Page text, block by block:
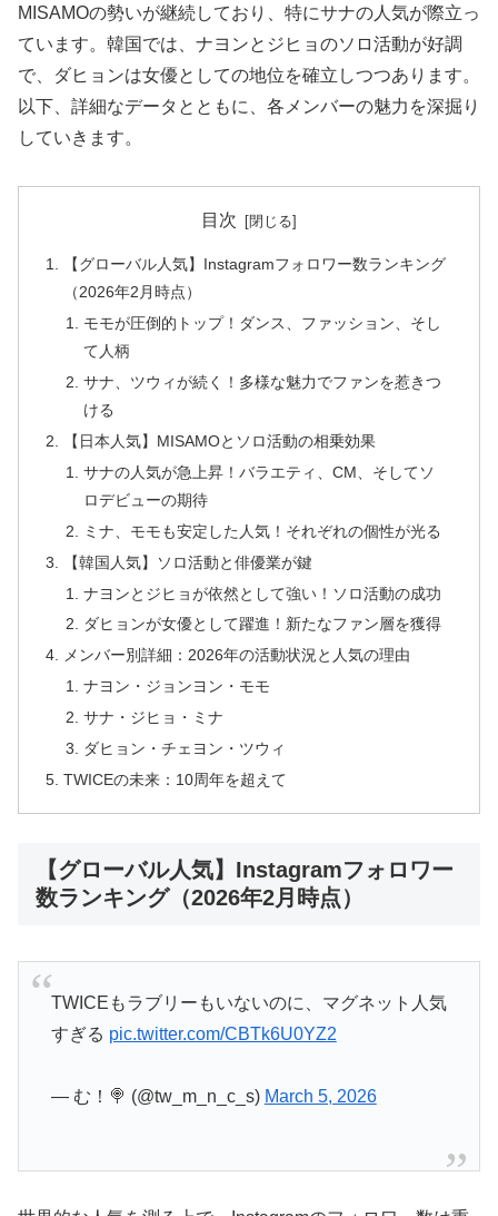
MISAMOの勢いが継続しており、特にサナの人気が際立っ
ています。韓国では、ナヨンとジヒョのソロ活動が好調
で、ダヒョンは女優としての地位を確立しつつあります。
以下、詳細なデータとともに、各メンバーの魅力を深掘り
していきます。
目次
【グローバル人気】Instagramフォロワー数ランキング
（2026年2月時点）
モモが圧倒的トップ！ダンス、ファッション、そし
て人柄
サナ、ツウィが続く！多様な魅力でファンを惹きつ
ける
【日本人気】MISAMOとソロ活動の相乗効果
サナの人気が急上昇！バラエティ、CM、そしてソ
ロデビューの期待
ミナ、モモも安定した人気！それぞれの個性が光る
【韓国人気】ソロ活動と俳優業が鍵
ナヨンとジヒョが依然として強い！ソロ活動の成功
ダヒョンが女優として躍進！新たなファン層を獲得
メンバー別詳細：2026年の活動状況と人気の理由
ナヨン・ジョンヨン・モモ
サナ・ジヒョ・ミナ
ダヒョン・チェヨン・ツウィ
TWICEの未来：10周年を超えて
【グローバル人気】Instagramフォロワー
数ランキング（2026年2月時点）
TWICEもラブリーもいないのに、マグネット人気
すぎる pic.twitter.com/CBTk6U0YZ2
— む！🍭 (@tw_m_n_c_s) March 5, 2026